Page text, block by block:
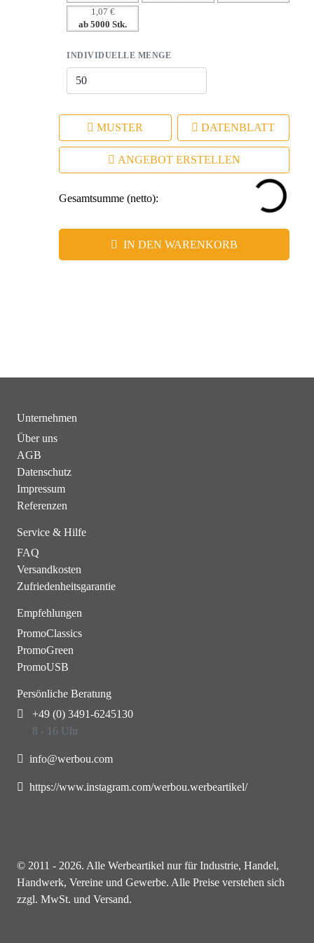
1,07 €
ab 5000 Stk.
INDIVIDUELLE MENGE
MUSTER DATENBLATT
ANGEBOT ERSTELLEN
Gesamtsumme (netto):
IN DEN WARENKORB
Unternehmen
Über uns
AGB
Datenschutz
Impressum
Referenzen
Service & Hilfe
FAQ
Versandkosten
Zufriedenheitsgarantie
Empfehlungen
PromoClassics
PromoGreen
PromoUSB
Persönliche Beratung
+49 (0) 3491-6245130
8 - 16 Uhr
info@werbou.com
https://www.instagram.com/werbou.werbeartikel/
© 2011 - 2026. Alle Werbeartikel nur für Industrie, Handel,
Handwerk, Vereine und Gewerbe. Alle Preise verstehen sich
zzgl. MwSt. und Versand.